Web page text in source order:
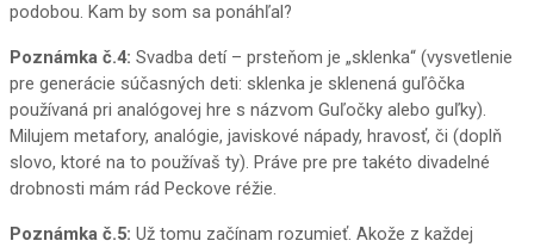
podobou. Kam by som sa ponáhľal?
Poznámka č.4: Svadba detí – prsteňom je „sklenka“ (vysvetlenie
pre generácie súčasných deti: sklenka je sklenená guľôčka
používaná pri analógovej hre s názvom Guľočky alebo guľky).
Milujem metafory, analógie, javiskové nápady, hravosť, či (doplň
slovo, ktoré na to používaš ty). Práve pre pre takéto divadelné
drobnosti mám rád Peckove réžie.
Poznámka č.5: Už tomu začínam rozumieť. Akože z každej